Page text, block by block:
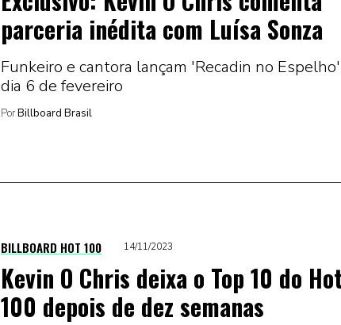
parceria inédita com Luísa Sonza
Funkeiro e cantora lançam 'Recadin no
dia 6 de fevereiro
PorBillboard Brasil
BILLBOARD HOT 100 14/11/2023
Kevin O Chris deixa o Top 10 do
100 depois de dez semanas